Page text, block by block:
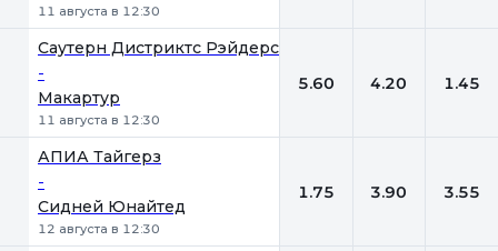
11 августа в 12:30
Саутерн Дистриктс Рэйдерс
-
Макартур
11 августа в 12:30
5.60 4.20 1.45
АПИА Тайгерз
-
Сидней Юнайтед
12 августа в 12:30
1.75 3.90 3.55